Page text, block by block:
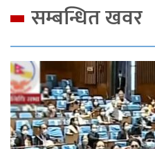
सम्बन्धित खवर